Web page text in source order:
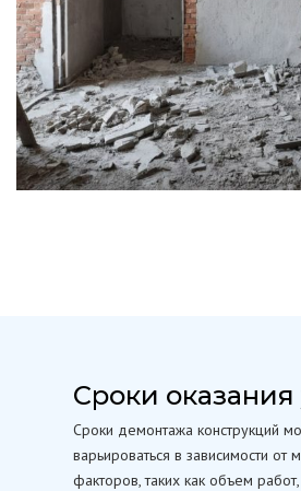
Сроки оказания
Сроки демонтажа конструкций
варьироваться в зависимости от
факторов, таких как объем